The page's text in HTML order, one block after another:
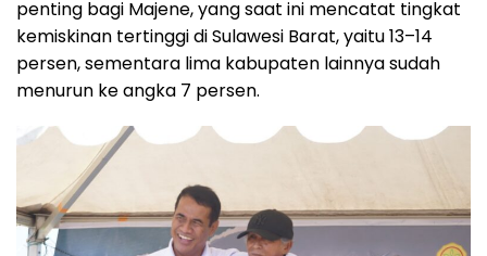
penting bagi Majene, yang saat ini mencatat tingkat
kemiskinan tertinggi di Sulawesi Barat, yaitu 13–14
persen, sementara lima kabupaten lainnya sudah
menurun ke angka 7 persen.